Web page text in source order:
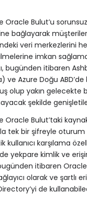
Oracle Bulut’u
bağlayarak
veri merkezlerini
imkan
bugünden itibaren
ve Azure Doğu ABD’de
olup yakın gelecekte
şekilde
Oracle Bulut’taki
tek bir şifreyle
kullanıcı karşılama
yekpare kimlik ve
itibaren
olarak ve şartlı
de